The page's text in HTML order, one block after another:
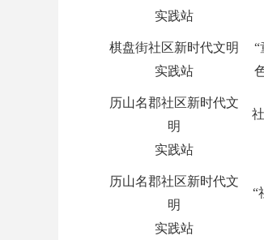
实践站
棋盘街社区新时代文明
实践站
“
历山名郡社区新时代文
明
实践站
历山名郡社区新时代文
明
实践站
“